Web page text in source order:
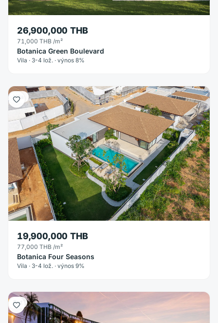
26,900,000 THB
71,000 THB /m²
Botanica Green Boulevard
Vila · 3-4 lož. · výnos 8%
Vila
19,900,000 THB
77,000 THB /m²
Botanica Four Seasons
Vila · 3-4 lož. · výnos 9%
Byt